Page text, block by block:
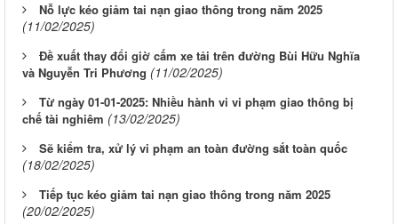
Nỗ lực kéo giảm tai nạn giao thông trong năm 2025
(11/02/2025)
Đề xuất thay đổi giờ cấm xe tải trên đường Bùi Hữu Nghĩa
và Nguyễn Tri Phương (11/02/2025)
Từ ngày 01-01-2025: Nhiều hành vi vi phạm giao thông bị
chế tài nghiêm (13/02/2025)
Sẽ kiểm tra, xử lý vi phạm an toàn đường sắt toàn quốc
(18/02/2025)
Tiếp tục kéo giảm tai nạn giao thông trong năm 2025
(20/02/2025)